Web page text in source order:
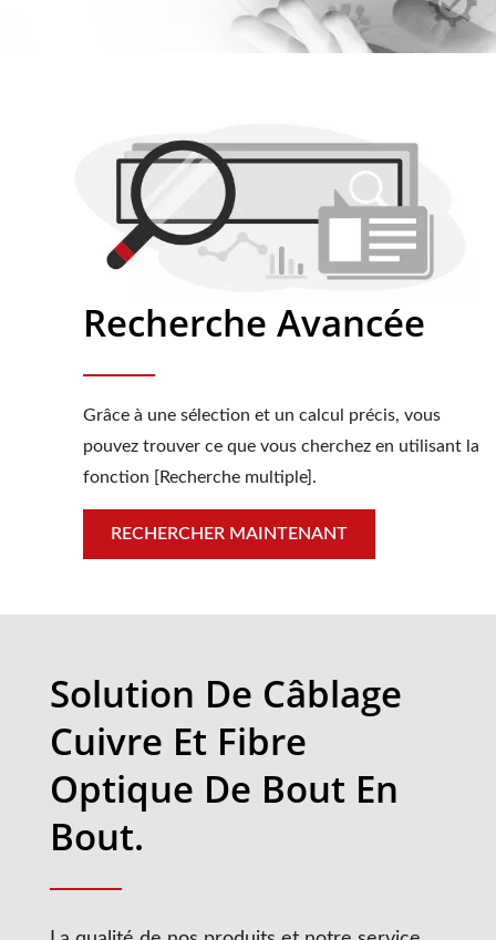
Recherche Avancée
Grâce à une sélection et un calcul précis, vous
pouvez trouver ce que vous cherchez en utilisant la
fonction [Recherche multiple].
RECHERCHER MAINTENANT
Solution De Câblage
Cuivre Et Fibre
Optique De Bout En
Bout.